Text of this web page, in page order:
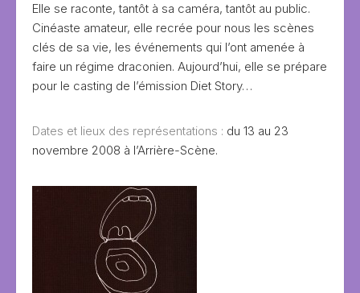
Elle se raconte, tantôt à sa caméra, tantôt au public.
Cinéaste amateur, elle recrée pour nous les scènes
clés de sa vie, les événements qui l’ont amenée à
faire un régime draconien. Aujourd’hui, elle se prépare
pour le casting de l’émission Diet Story…
Dates et lieux des représentations : du 13 au 23
novembre 2008 à l’Arrière-Scène.